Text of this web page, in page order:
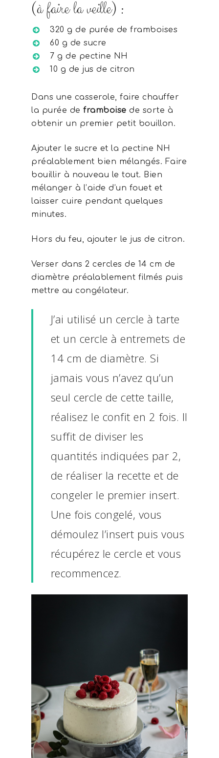
(à faire la veille) :
320 g de purée de framboises
60 g de sucre
7 g de pectine NH
10 g de jus de citron
Dans une casserole, faire chauffer
la purée de framboise de sorte à
obtenir un premier petit bouillon.
Ajouter le sucre et la pectine NH
préalablement bien mélangés. Faire
bouillir à nouveau le tout. Bien
mélanger à l’aide d’un fouet et
laisser cuire pendant quelques
minutes.
Hors du feu, ajouter le jus de citron.
Verser dans 2 cercles de 14 cm de
diamètre préalablement filmés puis
mettre au congélateur.
J’ai utilisé un cercle à tarte
et un cercle à entremets de
14 cm de diamètre. Si
jamais vous n’avez qu’un
seul cercle de cette taille,
réalisez le confit en 2 fois. Il
suffit de diviser les
quantités indiquées par 2,
de réaliser la recette et de
congeler le premier insert.
Une fois congelé, vous
démoulez l’insert puis vous
récupérez le cercle et vous
recommencez.